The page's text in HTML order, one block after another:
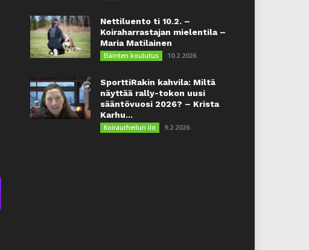
Nettiluento ti 10.2. –
Koiraharrastajan mielentila –
Maria Matilainen
Eläinten koulutus 10.2.2026
SporttiRakin kahvila: Miltä
näyttää rally-tokon uusi
sääntövuosi 2026? – Krista
Karhu...
Koiraurheilun ilo 9.2.2026